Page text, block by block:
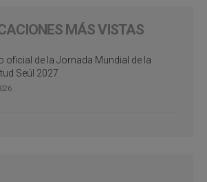
MÁS VISTAS
oficial de la Jornada Mundial de la
Seúl 2027